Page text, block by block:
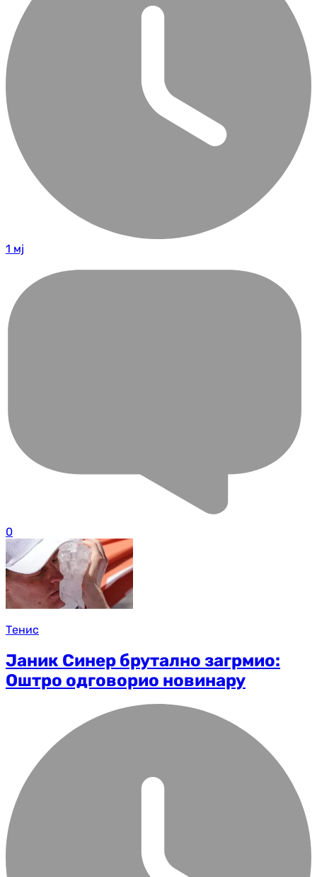
1 мј
0
Тенис
Јаник Синер брутално загрмио:
Оштро одговорио новинару